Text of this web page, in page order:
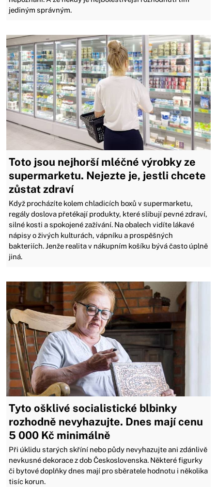
jediným správným.
Toto jsou nejhorší mléčné výrobky ze
supermarketu. Nejezte je, jestli chcete
zůstat zdraví
Když procházíte kolem chladicích boxů v supermarketu,
regály doslova přetékají produkty, které slibují pevné zdraví,
silné kosti a spokojené zažívání. Na obalech vidíte lákavé
nápisy o živých kulturách, vápníku a prospěšných
bakteriích. Jenže realita v nákupním košíku bývá často úplně
jiná.
Tyto ošklivé socialistické blbinky
rozhodně nevyhazujte. Dnes mají cenu
5 000 Kč minimálně
Při úklidu starých skříní nebo půdy nevyhazujte ani zdánlivě
nevkusné dekorace z dob Československa. Některé figurky
či bytové doplňky dnes mají pro sběratele hodnotu i několika
tisíc korun.